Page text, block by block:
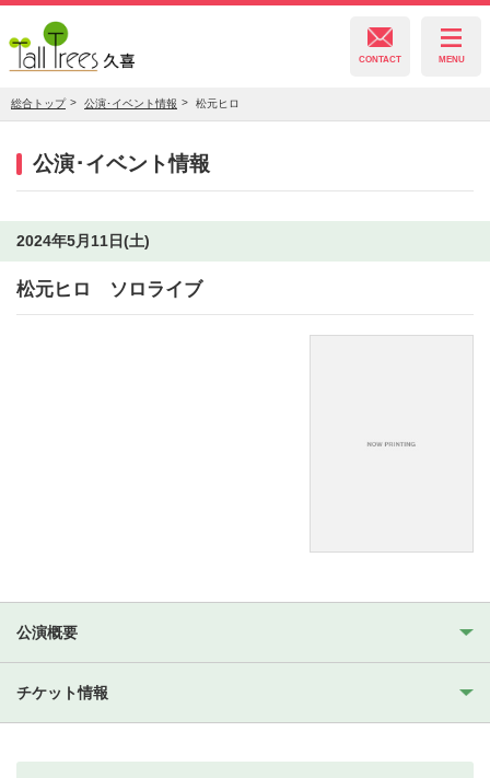
MENU
CONTACT
総合トップ 公演･イベント情報 松元ヒロ
公演･イベント情報
2024年5月11日(土)
松元ヒロ ソロライブ
公演概要
チケット情報
久喜総合文化会館
栗橋文化会館